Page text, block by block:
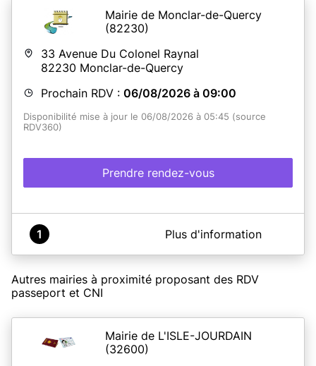
Mairie de Monclar-de-Quercy
(82230)
33 Avenue Du Colonel Raynal
82230 Monclar-de-Quercy
Prochain RDV : 06/08/2026 à 09:00
Disponibilité mise à jour le 06/08/2026 à 05:45 (source
RDV360)
Prendre rendez-vous
A propos de Mairie de Monclar de Quercy
82230 MONCLAR DE QUERCY.
! Pour les récupérations de titres, veuillez sélectionner
la rubrique "Remise de titres". merci
En savoir plus
1 Plus d'information
Autres mairies à proximité proposant des RDV
passeport et CNI
Mairie de L'ISLE-JOURDAIN
(32600)